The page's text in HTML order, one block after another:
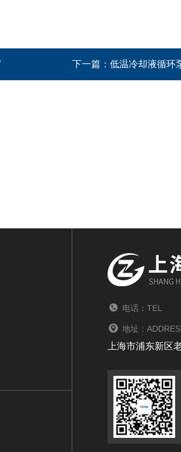
下一篇： 低温冷却液循环
电话：TEL
地址：
上海市浦东新区